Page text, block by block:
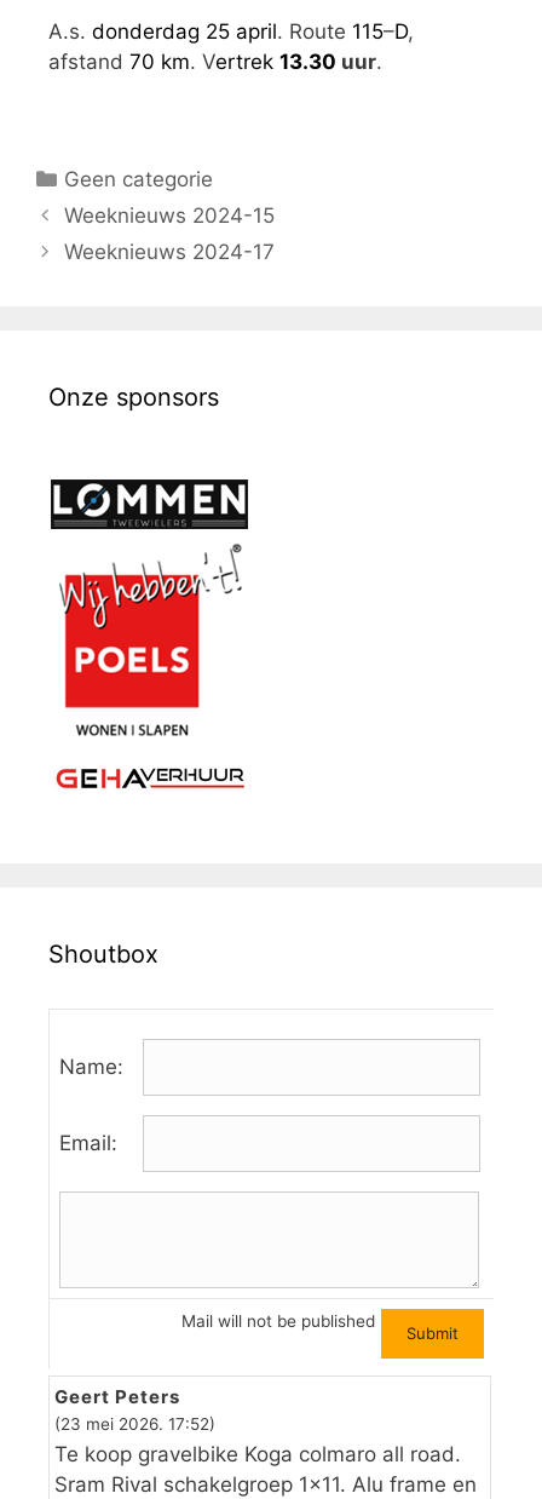
A.s. donderdag 25 april. Route 115–D,
afstand 70 km. Vertrek 13.30 uur.
Geen categorie
Weeknieuws 2024-15
Weeknieuws 2024-17
Onze sponsors
Shoutbox
Name:
Email:
Mail will not be published
Geert Peters
(23 mei 2026. 17:52)
Te koop gravelbike Koga colmaro all road.
Sram Rival schakelgroep 1×11. Alu frame en